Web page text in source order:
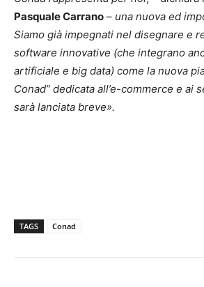
Pasquale Carrano – una nuova ed
Siamo già impegnati nel disegnare e
software innovative (che integrano
artificiale e big data) come la nuova
Conad” dedicata all’e-commerce e ai
sarà lanciata breve».
TAGS Conad